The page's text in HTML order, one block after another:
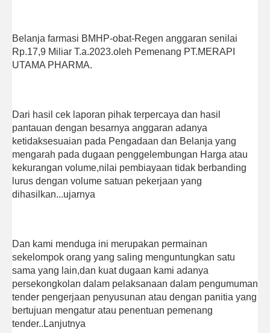
Belanja farmasi BMHP-obat-Regen anggaran senilai
Rp.17,9 Miliar T.a.2023.oleh Pemenang PT.MERAPI
UTAMA PHARMA.
Dari hasil cek laporan pihak terpercaya dan hasil
pantauan dengan besarnya anggaran adanya
ketidaksesuaian pada Pengadaan dan Belanja yang
mengarah pada dugaan penggelembungan Harga atau
kekurangan volume,nilai pembiayaan tidak berbanding
lurus dengan volume satuan pekerjaan yang
dihasilkan...ujarnya
Dan kami menduga ini merupakan permainan
sekelompok orang yang saling menguntungkan satu
sama yang lain,dan kuat dugaan kami adanya
persekongkolan dalam pelaksanaan dalam pengumuman
tender pengerjaan penyusunan atau dengan panitia yang
bertujuan mengatur atau penentuan pemenang
tender..Lanjutnya